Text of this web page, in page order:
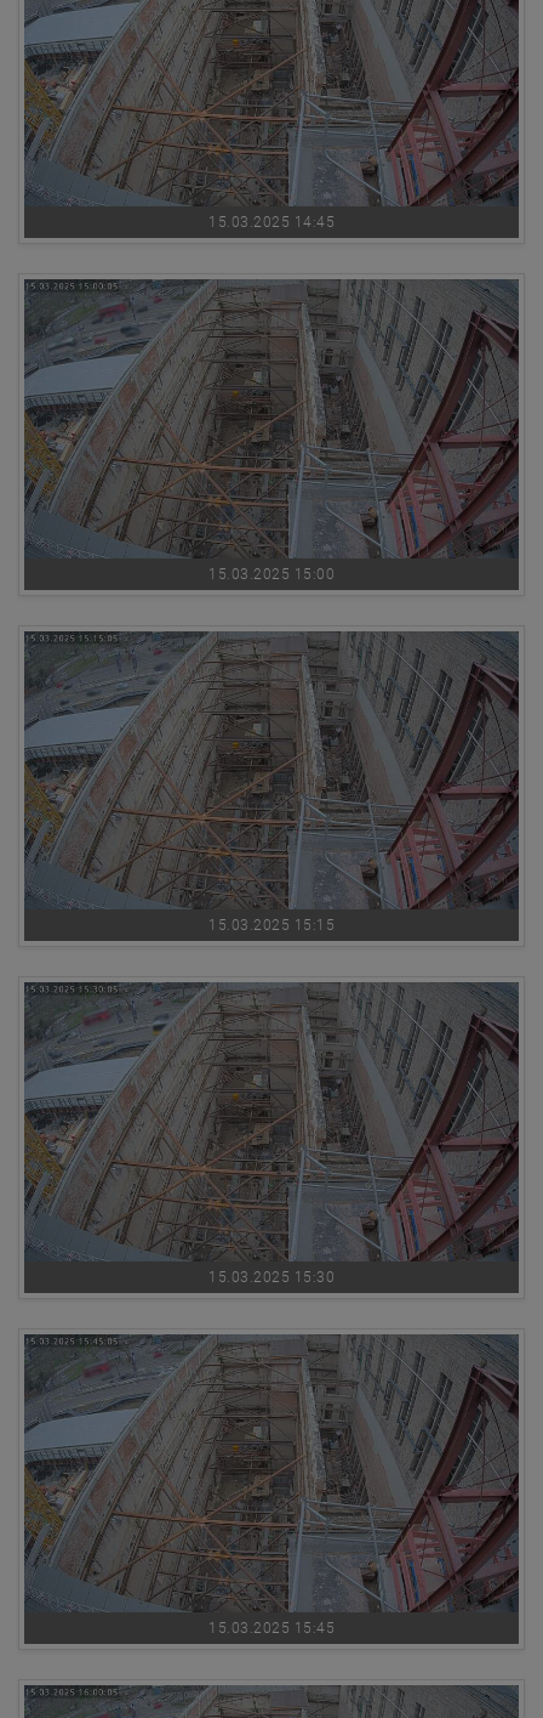
15.03.2025 14:45
15.03.2025 15:00
15.03.2025 15:15
15.03.2025 15:30
15.03.2025 15:45